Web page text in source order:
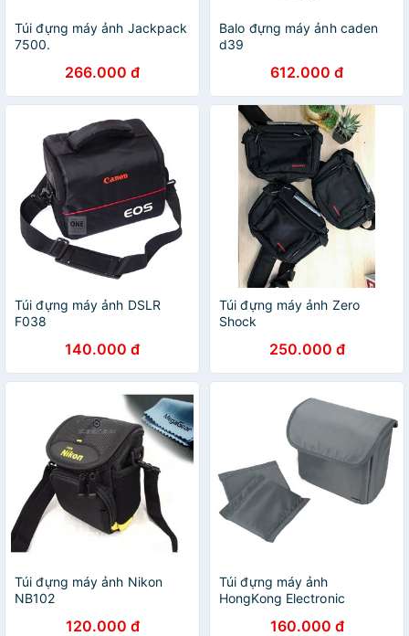
Túi đựng máy ảnh Jackpack
7500.
266.000 đ
Balo đựng máy ảnh caden
d39
612.000 đ
Túi đựng máy ảnh DSLR
F038
140.000 đ
Túi đựng máy ảnh Zero
Shock
250.000 đ
Túi đựng máy ảnh Nikon
NB102
120.000 đ
Túi đựng máy ảnh
HongKong Electronic
160.000 đ